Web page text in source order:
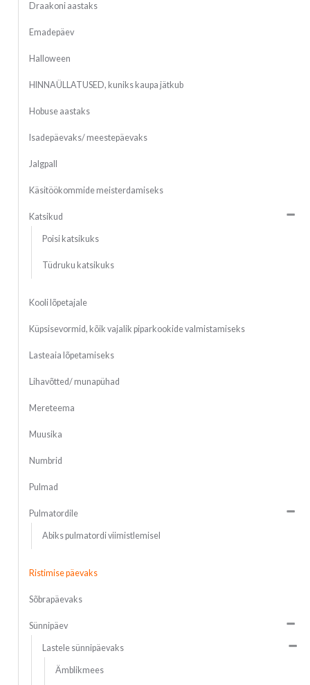
Draakoni aastaks
Emadepäev
Halloween
HINNAÜLLATUSED, kuniks kaupa jätkub
Hobuse aastaks
Isadepäevaks/ meestepäevaks
Jalgpall
Käsitöökommide meisterdamiseks
Katsikud
Poisi katsikuks
Tüdruku katsikuks
Kooli lõpetajale
Küpsisevormid, kõik vajalik piparkookide valmistamiseks
Lasteaia lõpetamiseks
Lihavõtted/ munapühad
Mereteema
Muusika
Numbrid
Pulmad
Pulmatordile
Abiks pulmatordi viimistlemisel
Ristimise päevaks
Sõbrapäevaks
Sünnipäev
Lastele sünnipäevaks
Ämblikmees